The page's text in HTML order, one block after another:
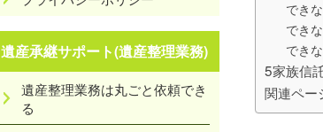
でき
でき
でき
5家族信
関連ペー
遺産承継サポート(遺産整理業務)
遺産整理業務は丸ごと依頼でき
る